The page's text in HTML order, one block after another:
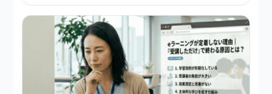
AIエージェント 学習効果向上 教育論 業界ブログ
AI教育とは？教育・研修における生成AI活用
の全体像【2026年版】